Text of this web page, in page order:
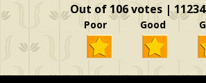
Out of 106 votes |
Poor Good